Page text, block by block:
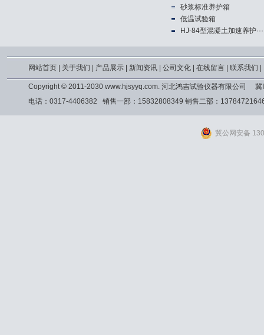
砂浆标准养护箱
低温试验箱
HJ-84型混凝土加速养护···
网站首页| 关于我们 产品展示| 新闻资讯| 公司文化| 在线留言| 联系我们
Copyright © 2011-2030 www.hjsyyq.com. 河北鸿吉试验仪器有限公司
冀
电话：0317-4406382 销售一部：15832808349 销售二部：
冀公网安备